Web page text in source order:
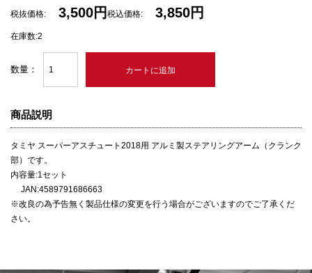
税抜価格: 3,500円 税込価格: 3,850円
在庫数:2
数量：
商品説明
タミヤ スーパーアスチュート2018用 アルミ製ステアリングアーム（クランク
部）です。
内容量:1セット
JAN:4589791686663
※改良の為予告無く製品仕様の変更を行う場合がございますのでご了承くだ
さい。